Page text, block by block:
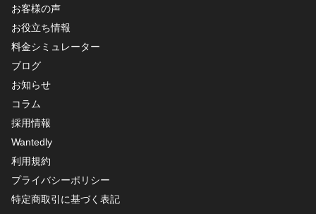
お客様の声
お役立ち情報
料金シミュレーター
ブログ
お知らせ
コラム
採用情報
Wantedly
利用規約
プライバシーポリシー
特定商取引に基づく表記